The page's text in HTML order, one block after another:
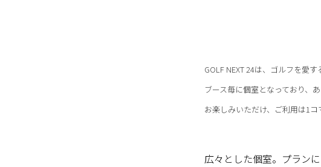
GOLF NEXT 24は、ゴルフを愛
ブース毎に個室となっており、
お楽しみいただけ、ご利用は1コ
広々とした個室。プラン